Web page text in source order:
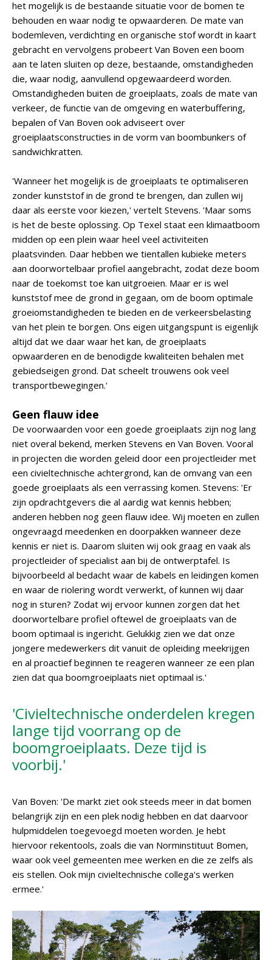
het mogelijk is de bestaande situatie voor de bomen te
behouden en waar nodig te opwaarderen. De mate van
bodemleven, verdichting en organische stof wordt in kaart
gebracht en vervolgens probeert Van Boven een boom
aan te laten sluiten op deze, bestaande, omstandigheden
die, waar nodig, aanvullend opgewaardeerd worden.
Omstandigheden buiten de groeiplaats, zoals de mate van
verkeer, de functie van de omgeving en waterbuffering,
bepalen of Van Boven ook adviseert over
groeiplaatsconstructies in de vorm van boombunkers of
sandwichkratten.
'Wanneer het mogelijk is de groeiplaats te optimaliseren
zonder kunststof in de grond te brengen, dan zullen wij
daar als eerste voor kiezen,' vertelt Stevens. 'Maar soms
is het de beste oplossing. Op Texel staat een klimaatboom
midden op een plein waar heel veel activiteiten
plaatsvinden. Daar hebben we tientallen kubieke meters
aan doorwortelbaar profiel aangebracht, zodat deze boom
naar de toekomst toe kan uitgroeien. Maar er is wel
kunststof mee de grond in gegaan, om de boom optimale
groeiomstandigheden te bieden en de verkeersbelasting
van het plein te borgen. Ons eigen uitgangspunt is eigenlijk
altijd dat we daar waar het kan, de groeiplaats
opwaarderen en de benodigde kwaliteiten behalen met
gebiedseigen grond. Dat scheelt trouwens ook veel
transportbewegingen.'
Geen flauw idee
De voorwaarden voor een goede groeiplaats zijn nog lang
niet overal bekend, merken Stevens en Van Boven. Vooral
in projecten die worden geleid door een projectleider met
een civieltechnische achtergrond, kan de omvang van een
goede groeiplaats als een verrassing komen. Stevens: 'Er
zijn opdrachtgevers die al aardig wat kennis hebben;
anderen hebben nog geen flauw idee. Wij moeten en zullen
ongevraagd meedenken en doorpakken wanneer deze
kennis er niet is. Daarom sluiten wij ook graag en vaak als
projectleider of specialist aan bij de ontwerptafel. Is
bijvoorbeeld al bedacht waar de kabels en leidingen komen
en waar de riolering wordt verwerkt, of kunnen wij daar
nog in sturen? Zodat wij ervoor kunnen zorgen dat het
doorwortelbare profiel oftewel de groeiplaats van de
boom optimaal is ingericht. Gelukkig zien we dat onze
jongere medewerkers dit vanuit de opleiding meekrijgen
en al proactief beginnen te reageren wanneer ze een plan
zien dat qua boomgroeiplaats niet optimaal is.'
'Civieltechnische onderdelen kregen
lange tijd voorrang op de
boomgroeiplaats. Deze tijd is
voorbij.'
Van Boven: 'De markt ziet ook steeds meer in dat bomen
belangrijk zijn en een plek nodig hebben en dat daarvoor
hulpmiddelen toegevoegd moeten worden. Je hebt
hiervoor rekentools, zoals die van Norminstituut Bomen,
waar ook veel gemeenten mee werken en die ze zelfs als
eis stellen. Ook mijn civieltechnische collega's werken
ermee.'